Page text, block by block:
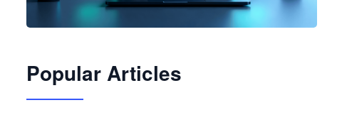
JimoClaw 桌面 AI Agent 工作台
Popular Articles